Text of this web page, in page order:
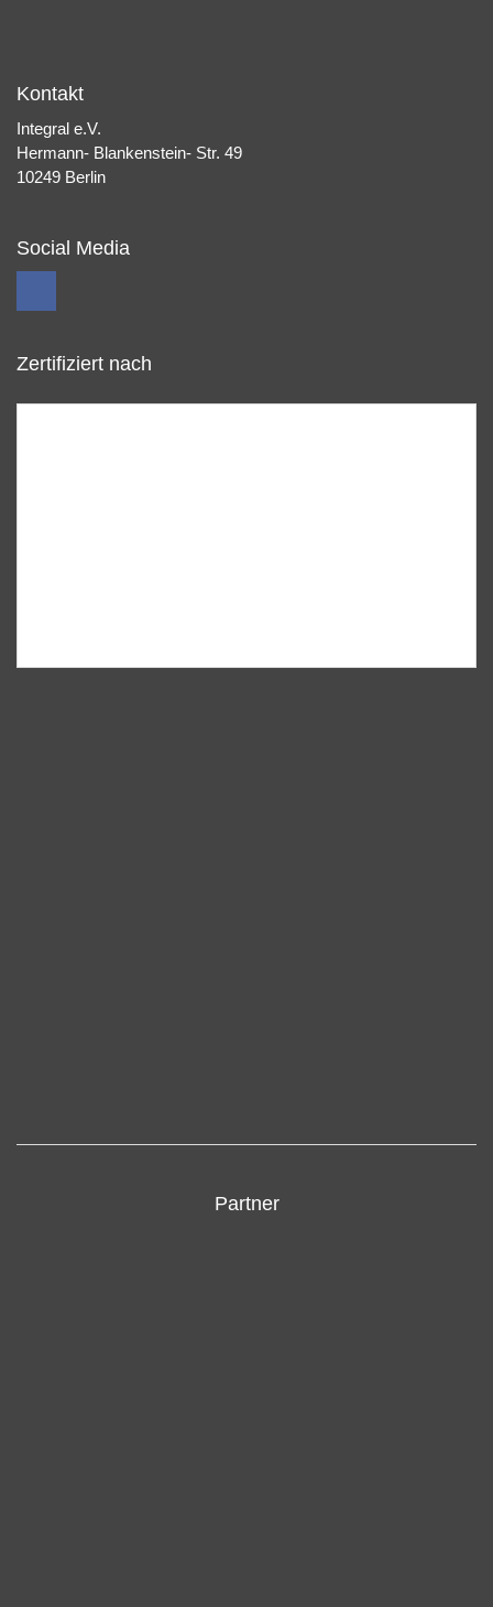
Kontakt
Integral e.V.
Hermann- Blankenstein- Str. 49
10249 Berlin
Social Media
Zertifiziert nach
Partner